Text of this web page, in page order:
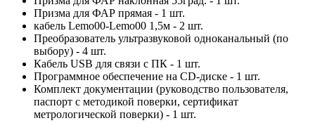
Призма для ФАР прямая - 1 шт.
кабель Lemo00-Lemo00 1,5м - 2 шт.
Преобразователь ультразвуковой одноканальный (по
выбору) - 4 шт.
Кабель USB для связи с ПК - 1 шт.
Программное обеспечение на CD-диске - 1 шт.
Комплект документации (руководство пользователя,
паспорт с методикой поверки, сертификат
метрологической поверки) - 1 шт.